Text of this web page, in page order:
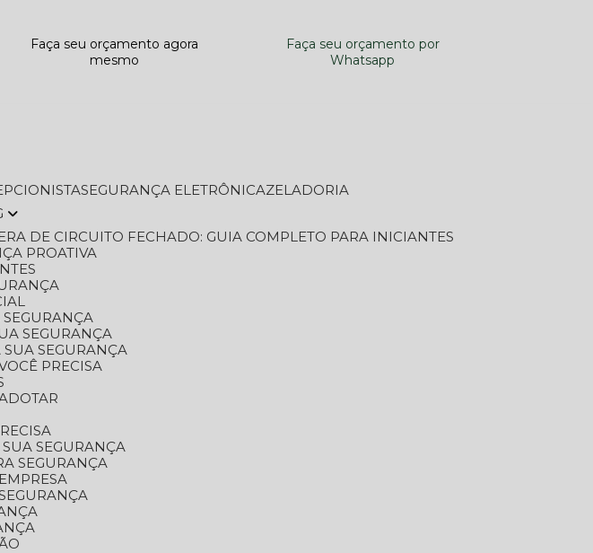
Faça seu orçamento agora
mesmo
Faça seu orçamento por
Whatsapp
SEGURANÇA ELETRÔNICA
ZELADORIA
DE CIRCUITO FECHADO: GUIA COMPLETO PARA INICIANTES
PROATIVA
SEGURANÇA
SEGURANÇA
PRECISA
SEGURANÇA
SEGURANÇA